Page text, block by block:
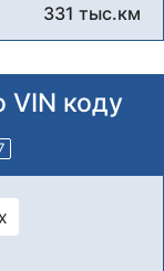
331 тыс.км
VIN коду